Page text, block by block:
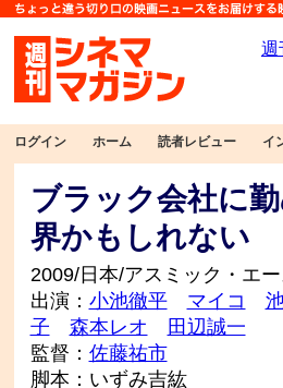
ログイン ホーム 読者レビュー イ
ブラック会社に
界かもしれない
2009/日本/アスミック・エ
出演： 小池徹平 マイコ
子
森本レオ
田辺誠一
監督： 佐藤祐市
脚本：いずみ吉紘